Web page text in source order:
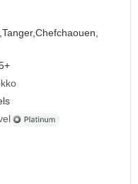
Tanger,Chefchaouen,